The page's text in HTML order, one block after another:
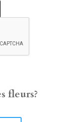
fleurs?